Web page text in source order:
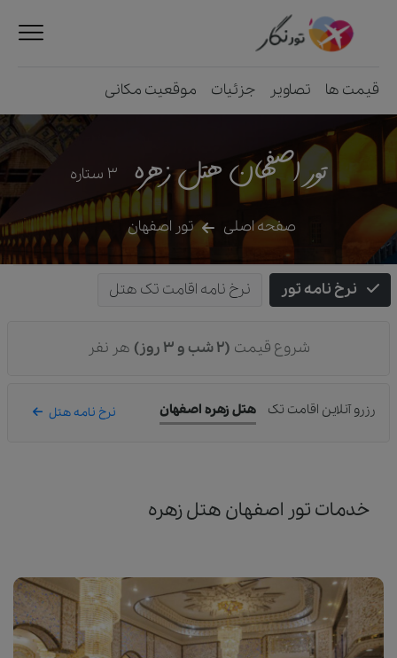
قیمت ها تصاویر جزئیات موقعیت مکانی
تور اصفهان هتل زهره 3 ستاره
صفحه اصلی تور اصفهان
خدمات تور اصفهان هتل زهره
نرخ نامه تور نرخ نامه اقامت تک هتل
شروع قیمت (2 شب و 3 روز) هر نفر
رزرو آنلاین اقامت تک هتل زهره اصفهان نرخ نامه هتل